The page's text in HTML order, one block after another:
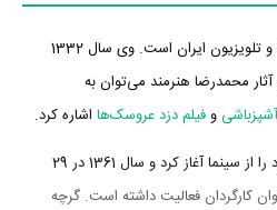
محمدرضا هنرمند کارگردان سینما و تلویزیون ایران است. وی سال 1332
محمدرضا هنرمند می‌توان به
وفیلم دزد عروسک‌ها اشاره کرد.
محمدرضا هنرمند کار حرفه‌ای خود را از سینما آغاز کرد و سال 1361 در 29
کارگردان فعالیت داشته است. گرچه